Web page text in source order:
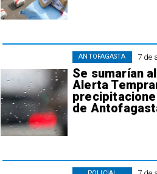
7 de
Se sumarían
Alerta
de
ANTOFAGASTA